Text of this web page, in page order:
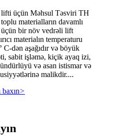
üçün Məhsul Təsviri TH
materialların davamlı
üçün bir növ vedrəli lift
materialın temperaturu
dən aşağıdır və böyük
sabit işləmə, kiçik ayaq izi,
və asan istismar və
malikdir....
>